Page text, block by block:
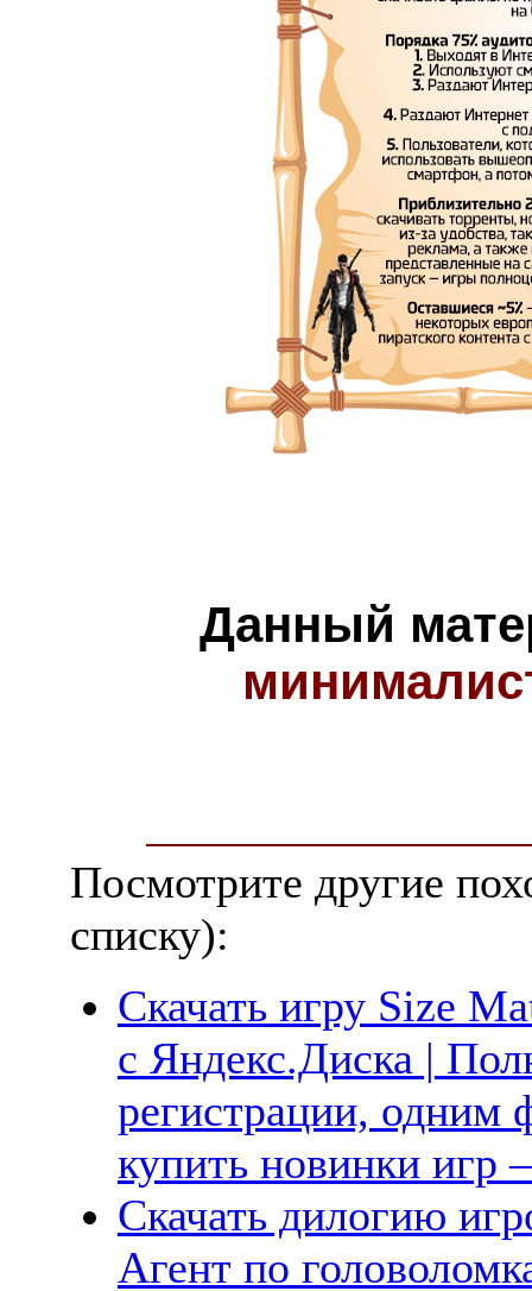
Данный
Посмотрите другие
списку):
Скачать игру Size
с Яндекс.Диска |
регистрации, одним
купить новинки
Скачать дилогию
Агент по